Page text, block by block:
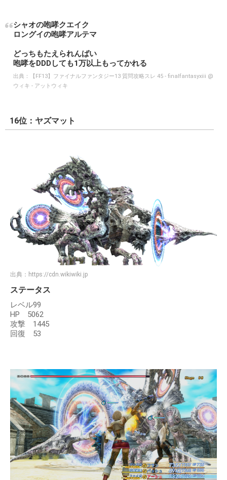
シャオの咆哮クエイク
ロングイの咆哮アルテマ
どっちもたえられんばい
咆哮をDDDしても1万以上もってかれる
出典：
【FF13】ファイナルファンタジー13 質問攻略スレ 45 - finalfantasyxiii @
ウィキ - アットウィキ
16位：ヤズマット
出典： https://cdn.wikiwiki.jp
ステータス
レベル99
HP 5062
攻撃 1445
回復 53